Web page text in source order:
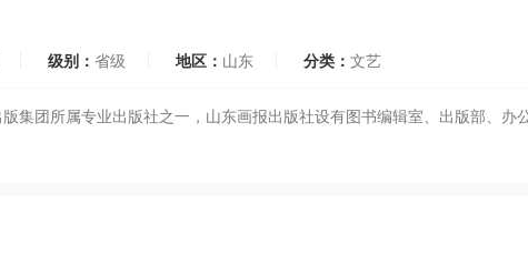
级别： 省级 地区： 山东 分类： 文艺
集团所属专业出版社之一，山东画报出版社设有图书编辑室、出版部、办